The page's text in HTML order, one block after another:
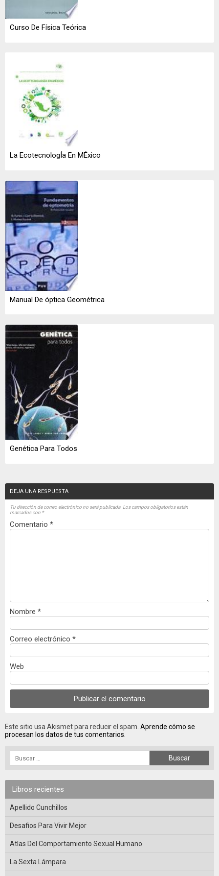
Curso De Física Teórica
La EcotecnologÍa En MÉxico
Manual De óptica Geométrica
Genética Para Todos
DEJA UNA RESPUESTA
Tu dirección de correo electrónico no será publicada. Los campos obligatorios están
marcados con *
Comentario *
Nombre *
Correo electrónico *
Web
Este sitio usa Akismet para reducir el spam. Aprende cómo se
procesan los datos de tus comentarios.
Libros recientes
Apellido Cunchillos
Desafios Para Vivir Mejor
Atlas Del Comportamiento Sexual Humano
La Sexta Lámpara